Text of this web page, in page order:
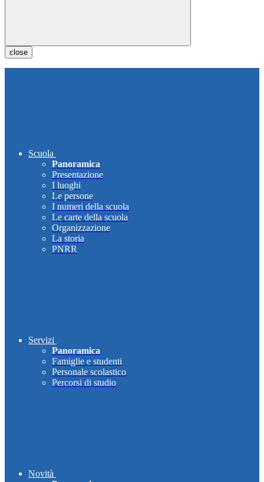
close
Scuola
Panoramica
Presentazione
I luoghi
Le persone
I numeri della scuola
Le carte della scuola
Organizzazione
La storia
PNRR
Servizi
Panoramica
Famiglie e studenti
Personale scolastico
Percorsi di studio
Novità